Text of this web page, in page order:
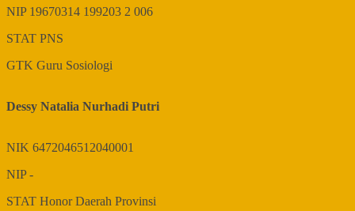
NIP 19670314 199203 2 006
STAT PNS
GTK Guru Sosiologi
Dessy Natalia Nurhadi Putri
NIK 6472046512040001
NIP-
STAT Honor Daerah Provinsi